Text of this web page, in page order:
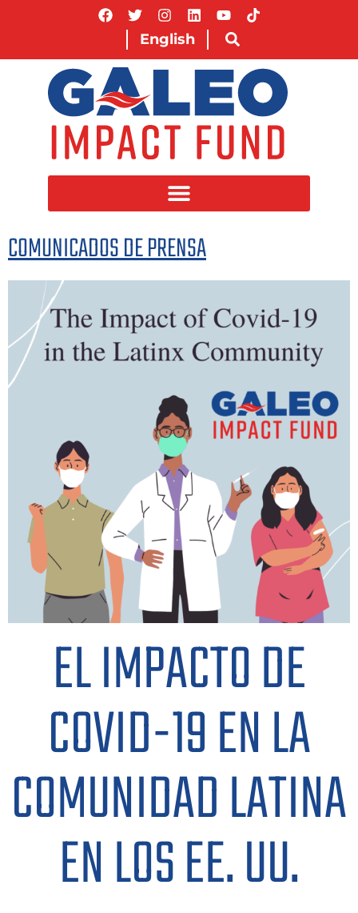
English
COMUNICADOS DE PRENSA
EL IMPACTO DE
COVID-19 EN LA
COMUNIDAD LATINA
EN LOS EE. UU.